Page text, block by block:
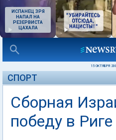
ИСПАНЕЦ ЗРЯ
НАПАЛ НА
РЕЗЕРВИСТА
ЦАХАЛА
15 ОКТЯБРЯ
СПОРТ
Сборная
победу в Риге